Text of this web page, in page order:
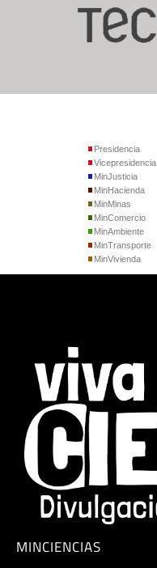
Presidencia
Vicepresidencia
MinJusticia
MinHacienda
MinMinas
MinComercio
MinAmbiente
MinTransporte
MinVivienda
MINCIENCIAS